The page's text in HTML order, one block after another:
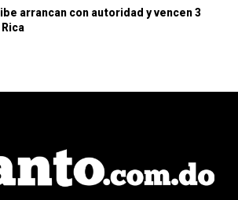
arrancan con autoridad y vencen 3